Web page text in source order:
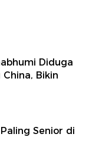
Diduga
Bikin
Senior di